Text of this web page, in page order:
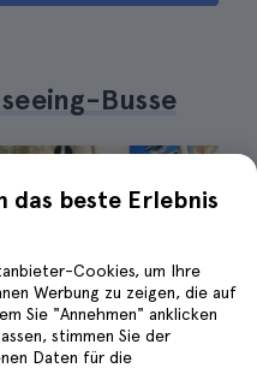
Busse
das beste Erlebnis
Cookies, um Ihre
Werbung zu zeigen, die auf
Sie "Annehmen" anklicken
stimmen Sie der
Daten für die